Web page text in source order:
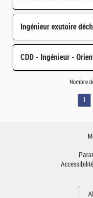
Ingénieur exutoire
Nombre
1